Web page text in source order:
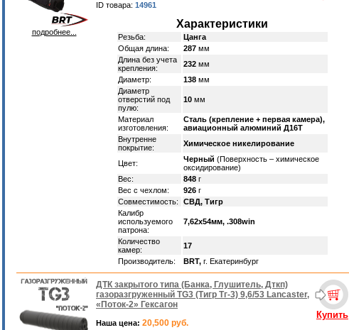
подробнее...
ID товара: 14961
Характеристики
Резьба:
Цанга
Общая длина:
287 мм
Длина без учета
крепления:
232мм
Диаметр:
138 мм
Диаметр
отверстий под
пулю:
10 мм
Материал
изготовления:
Сталь (крепление + первая камера),
авиационный алюминий Д16Т
Внутренне
покрытие:
Химическое никелирование
Цвет: Черный (Поверхность – химическое
оксидирование)
Вес:
848г
Вес с чехлом:
926г
Совместимость:
СВД, Тигр
Калибр
используемого
патрона:
7,62х54мм, .308win
Количество
камер:
17
Производитель:
BRT, г. Екатеринбург
ДТК закрытого типа (Банка, Глушитель, Дткп)
газоразгруженный TG3 (Тигр Тг-3) 9,6/53 Lancaster,
«Поток-2» Гексагон
Наша цена: 20,500 руб.
Купить